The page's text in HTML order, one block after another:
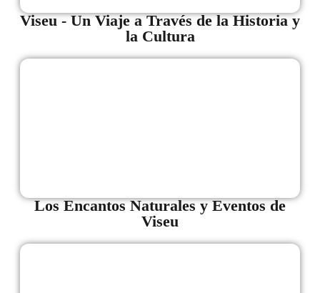
Viseu - Un Viaje a Través de la Historia y
la Cultura
Los Encantos Naturales y Eventos de
Viseu